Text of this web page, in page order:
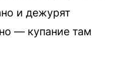
и дежурят
— купание там